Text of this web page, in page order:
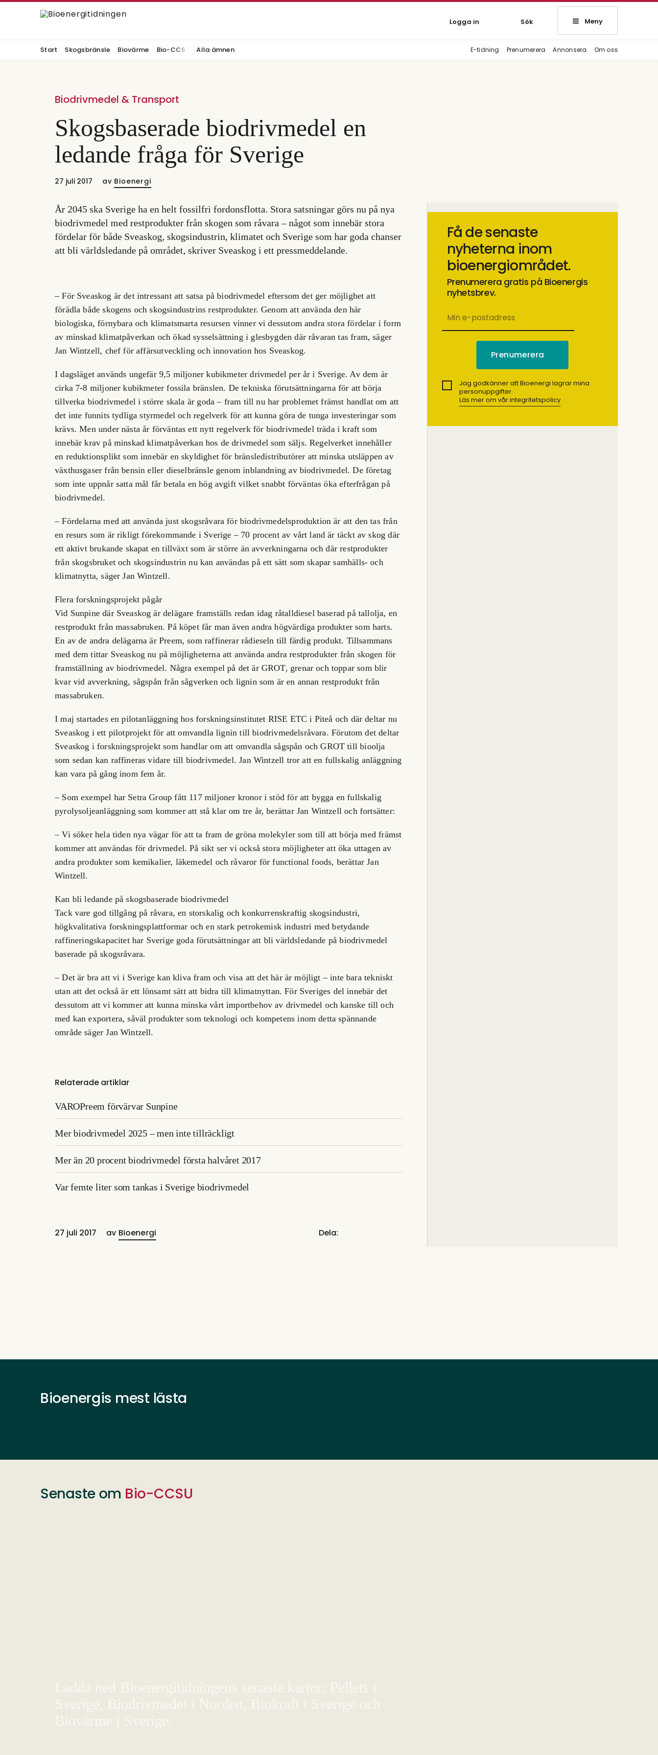
Logga in Sök Meny
Start Skogsbränsle Biovärme Bio-CCS Alla ämnen E-tidning Prenumerera Annonsera Om oss
Biodrivmedel & Transport
Skogsbaserade biodrivmedel en
ledande fråga för Sverige
27 juli 2017 av Bioenergi
År 2045 ska Sverige ha en helt fossilfri fordonsflotta. Stora satsningar görs nu på nya
biodrivmedel med restprodukter från skogen som råvara – något som innebär stora
fördelar för både Sveaskog, skogsindustrin, klimatet och Sverige som har goda chanser
att bli världsledande på området, skriver Sveaskog i ett pressmeddelande.
– För Sveaskog är det intressant att satsa på biodrivmedel eftersom det ger möjlighet att
förädla både skogens och skogsindustrins restprodukter. Genom att använda den här
biologiska, förnybara och klimatsmarta resursen vinner vi dessutom andra stora fördelar i form
av minskad klimatpåverkan och ökad sysselsättning i glesbygden där råvaran tas fram, säger
Jan Wintzell, chef för affärsutveckling och innovation hos Sveaskog.
I dagsläget används ungefär 9,5 miljoner kubikmeter drivmedel per år i Sverige. Av dem är
cirka 7-8 miljoner kubikmeter fossila bränslen. De tekniska förutsättningarna för att börja
tillverka biodrivmedel i större skala är goda – fram till nu har problemet främst handlat om att
det inte funnits tydliga styrmedel och regelverk för att kunna göra de tunga investeringar som
krävs. Men under nästa år förväntas ett nytt regelverk för biodrivmedel träda i kraft som
innebär krav på minskad klimatpåverkan hos de drivmedel som säljs. Regelverket innehåller
en reduktionsplikt som innebär en skyldighet för bränsledistributörer att minska utsläppen av
växthusgaser från bensin eller dieselbränsle genom inblandning av biodrivmedel. De företag
som inte uppnår satta mål får betala en hög avgift vilket snabbt förväntas öka efterfrågan på
biodrivmedel.
– Fördelarna med att använda just skogsråvara för biodrivmedelsproduktion är att den tas från
en resurs som är rikligt förekommande i Sverige – 70 procent av vårt land är täckt av skog där
ett aktivt brukande skapat en tillväxt som är större än avverkningarna och där restprodukter
från skogsbruket och skogsindustrin nu kan användas på ett sätt som skapar samhälls- och
klimatnytta, säger Jan Wintzell.
Flera forskningsprojekt pågår
Vid Sunpine där Sveaskog är delägare framställs redan idag råtalldiesel baserad på tallolja, en
restprodukt från massabruken. På köpet får man även andra högvärdiga produkter som harts.
En av de andra delägarna är Preem, som raffinerar rådieseln till färdig produkt. Tillsammans
med dem tittar Sveaskog nu på möjligheterna att använda andra restprodukter från skogen för
framställning av biodrivmedel. Några exempel på det är GROT, grenar och toppar som blir
kvar vid avverkning, sågspån från sågverken och lignin som är en annan restprodukt från
massabruken.
I maj startades en pilotanläggning hos forskningsinstitutet RISE ETC i Piteå och där deltar nu
Sveaskog i ett pilotprojekt för att omvandla lignin till biodrivmedelsråvara. Förutom det deltar
Sveaskog i forskningsprojekt som handlar om att omvandla sågspån och GROT till bioolja
som sedan kan raffineras vidare till biodrivmedel. Jan Wintzell tror att en fullskalig anläggning
kan vara på gång inom fem år.
– Som exempel har Setra Group fått 117 miljoner kronor i stöd för att bygga en fullskalig
pyrolysoljeanläggning som kommer att stå klar om tre år, berättar Jan Wintzell och fortsätter:
– Vi söker hela tiden nya vägar för att ta fram de gröna molekyler som till att börja med främst
kommer att användas för drivmedel. På sikt ser vi också stora möjligheter att öka uttagen av
andra produkter som kemikalier, läkemedel och råvaror för functional foods, berättar Jan
Wintzell.
Kan bli ledande på skogsbaserade biodrivmedel
Tack vare god tillgång på råvara, en storskalig och konkurrenskraftig skogsindustri,
högkvalitativa forskningsplattformar och en stark petrokemisk industri med betydande
raffineringskapacitet har Sverige goda förutsättningar att bli världsledande på biodrivmedel
baserade på skogsråvara.
– Det är bra att vi i Sverige kan kliva fram och visa att det här är möjligt – inte bara tekniskt
utan att det också är ett lönsamt sätt att bidra till klimatnyttan. För Sveriges del innebär det
dessutom att vi kommer att kunna minska vårt importbehov av drivmedel och kanske till och
med kan exportera, såväl produkter som teknologi och kompetens inom detta spännande
område säger Jan Wintzell.
Relaterade artiklar
VAROPreem förvärvar Sunpine
Mer biodrivmedel 2025 – men inte tillräckligt
Mer än 20 procent biodrivmedel första halvåret 2017
​Var femte liter som tankas i Sverige biodrivmedel
27 juli 2017 av Bioenergi Dela:
Få de senaste
nyheterna inom
bioenergiområdet.
Prenumerera gratis på Bioenergis
nyhetsbrev.
Jag godkänner att Bioenergi lagrar mina
personuppgifter.
Läs mer om vår integritetspolicy
Bioenergis mest lästa
Senaste om Bio-CCSU
Ladda ned Bioenergitidningens senaste kartor: Pellets i
Sverige, Biodrivmedel i Norden, Biokraft i Sverige och
Biovärme i Sverige.